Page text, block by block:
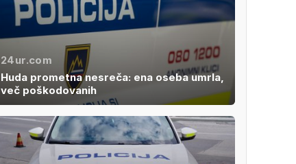
24ur.com
Huda prometna nesreča: ena oseba umrla,
več poškodovanih